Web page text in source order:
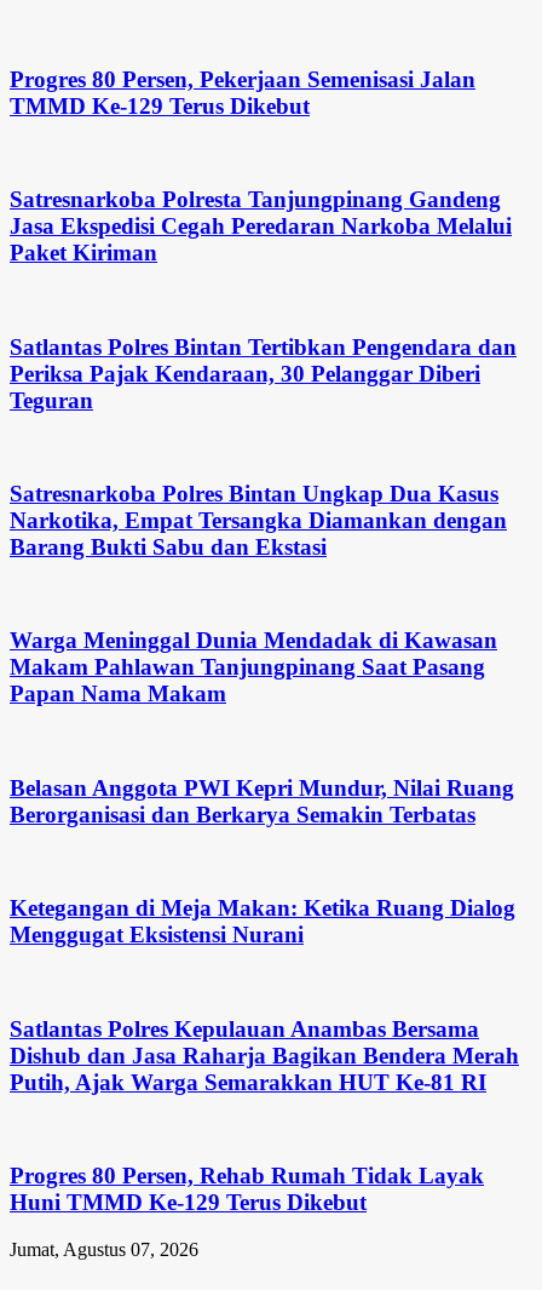
Progres 80 Persen, Pekerjaan Semenisasi Jalan
TMMD Ke-129 Terus Dikebut
Satresnarkoba Polresta Tanjungpinang Gandeng
Jasa Ekspedisi Cegah Peredaran Narkoba Melalui
Paket Kiriman
Satlantas Polres Bintan Tertibkan Pengendara dan
Periksa Pajak Kendaraan, 30 Pelanggar Diberi
Teguran
Satresnarkoba Polres Bintan Ungkap Dua Kasus
Narkotika, Empat Tersangka Diamankan dengan
Barang Bukti Sabu dan Ekstasi
Warga Meninggal Dunia Mendadak di Kawasan
Makam Pahlawan Tanjungpinang Saat Pasang
Papan Nama Makam
Belasan Anggota PWI Kepri Mundur, Nilai Ruang
Berorganisasi dan Berkarya Semakin Terbatas
Ketegangan di Meja Makan: Ketika Ruang Dialog
Menggugat Eksistensi Nurani
Satlantas Polres Kepulauan Anambas Bersama
Dishub dan Jasa Raharja Bagikan Bendera Merah
Putih, Ajak Warga Semarakkan HUT Ke-81 RI
Progres 80 Persen, Rehab Rumah Tidak Layak
Huni TMMD Ke-129 Terus Dikebut
Jumat, Agustus 07, 2026